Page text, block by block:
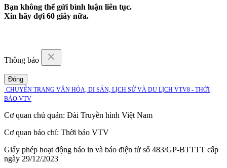
Bạn không thể gửi bình luận liên tục.
Xin hãy đợi 60 giây nữa.
Thông báo
Đóng
CHUYÊN TRANG VĂN HÓA, DI SẢN, LỊCH SỬ VÀ DU LỊCH VTV8 - THỜI
BÁO VTV
Cơ quan chủ quản: Đài Truyền hình Việt Nam
Cơ quan báo chí: Thời báo VTV
Giấy phép hoạt động báo in và báo điện tử số 483/GP-BTTTT cấp
ngày 29/12/2023